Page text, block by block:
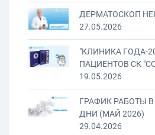
ДЕРМАТОСКОП
27.05.2026
"КЛИНИКА ГОДА-
ПАЦИЕНТОВ СК
19.05.2026
ГРАФИК РАБОТЫ
ДНИ (МАЙ 2026)
29.04.2026